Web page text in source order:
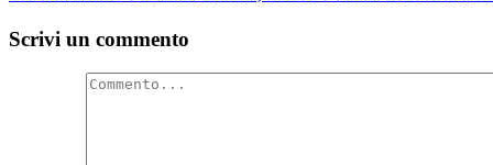
Scrivi un commento